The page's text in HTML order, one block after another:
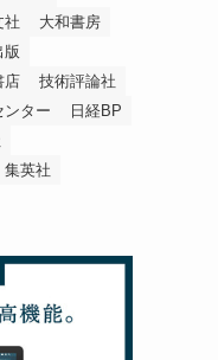
社
大和書房
版
店
技術評論社
ンター
日経BP
集英社